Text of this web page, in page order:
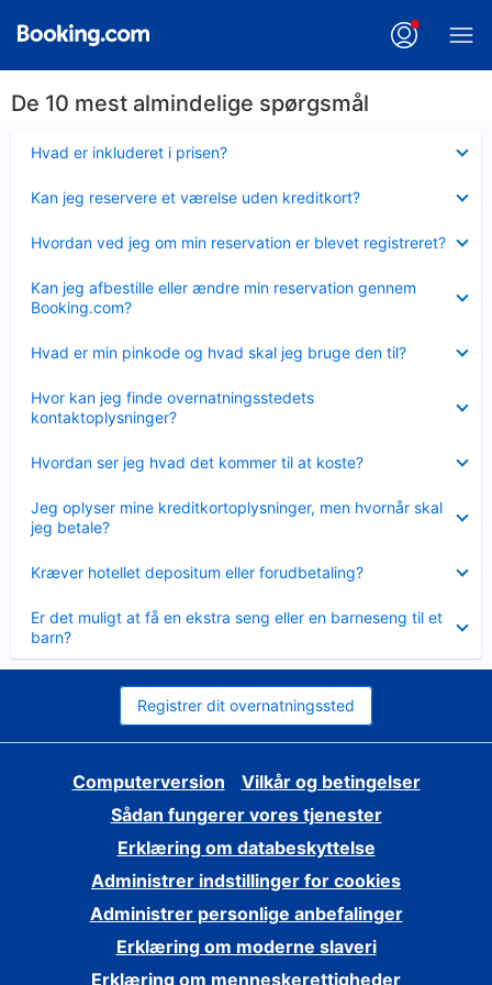
De 10 mest almindelige spørgsmål
Hvad er inkluderet i prisen?
Kan jeg reservere et værelse uden kreditkort?
Hvordan ved jeg om min reservation er blevet registreret?
Kan jeg afbestille eller ændre min reservation gennem
Booking.com?
Hvad er min pinkode og hvad skal jeg bruge den til?
Hvor kan jeg finde overnatningsstedets
kontaktoplysninger?
Hvordan ser jeg hvad det kommer til at koste?
Jeg oplyser mine kreditkortoplysninger, men hvornår skal
jeg betale?
Kræver hotellet depositum eller forudbetaling?
Er det muligt at få en ekstra seng eller en barneseng til et
barn?
Registrer dit overnatningssted
Computerversion
Vilkår og betingelser
Sådan fungerer vores tjenester
Erklæring om databeskyttelse
Administrer indstillinger for cookies
Administrer personlige anbefalinger
Erklæring om moderne slaveri
Erklæring om menneskerettigheder